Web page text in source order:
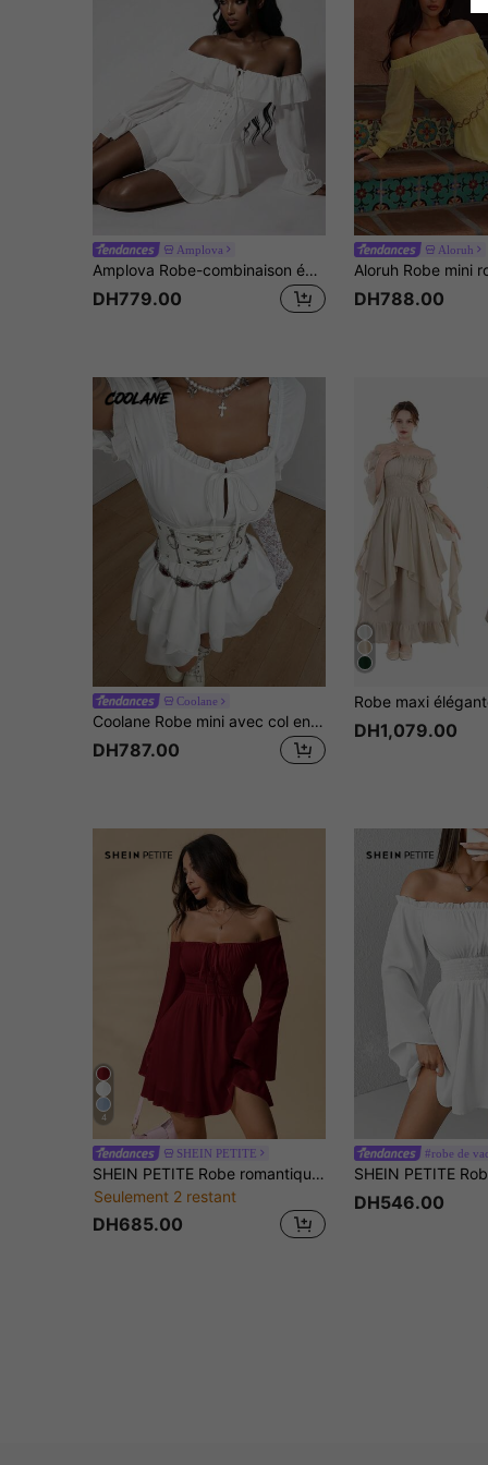
Amplova
Amplova Robe-combinaison évasée à taille froncée et épaules dénudées, romantique pour les vacances, pour femmes
DH779.00
Aloruh
DH788.00
Coolane
Coolane Robe mini avec col en cœur, manches bouffantes et nœud devant, avec volants
DH787.00
DH1,079.00
4
SHEIN PETITE
SHEIN PETITE Robe romantique à épaules dénudées avec manches à volants et taille marquée, robe rouge foncé, robe bordeaux, robe bordeaux, robe à épaules dénudées, robe vin rouge, pour femmes de petite taille
Seulement 2 restant
DH685.00
#robe de
DH546.00